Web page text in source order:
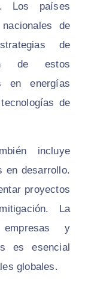
Los países
de
de
de estos
en energías
de
incluye
en desarrollo.
proyectos
La
empresas y
es esencial
globales.